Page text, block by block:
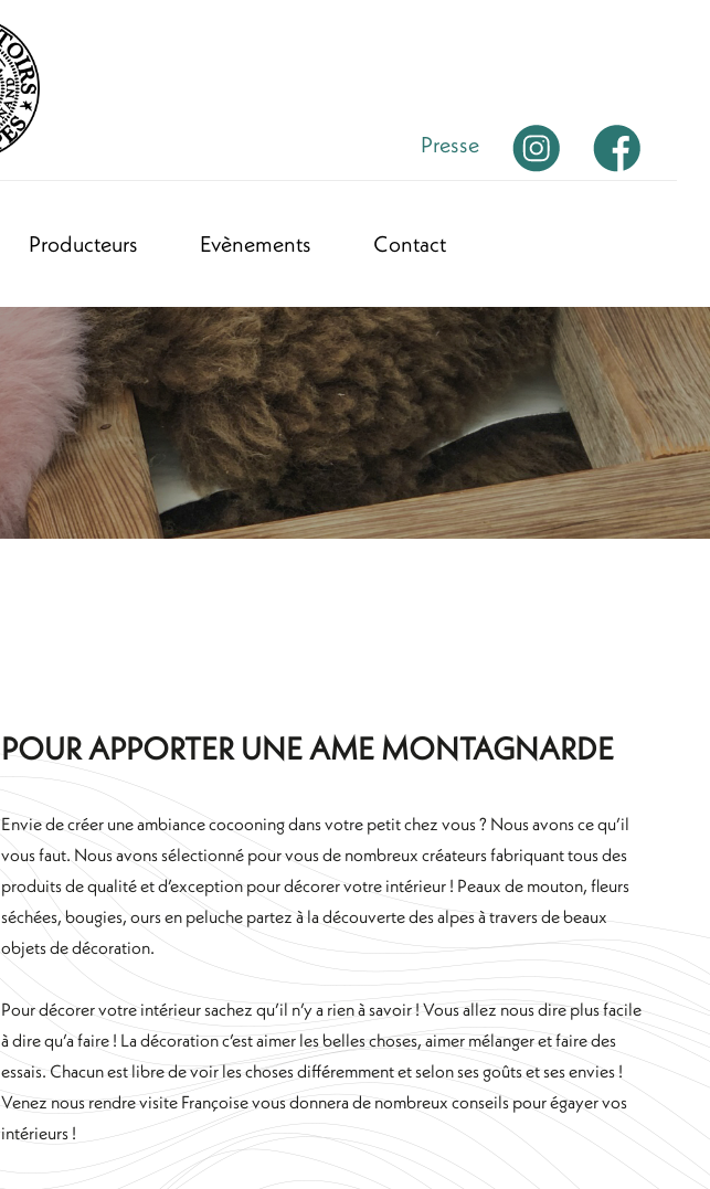
Producteurs Evènements Contact
Presse
POUR APPORTER UNE AME MONTAGNARDE
Envie de créer une ambiance cocooning dans votre petit chez vous ? Nous avons ce qu’il
vous faut. Nous avons sélectionné pour vous de nombreux créateurs fabriquant tous des
produits de qualité et d’exception pour décorer votre intérieur ! Peaux de mouton, fleurs
séchées, bougies, ours en peluche partez à la découverte des alpes à travers de beaux
objets de décoration.
Pour décorer votre intérieur sachez qu’il n’y a rien à savoir ! Vous allez nous dire plus facile
à dire qu’a faire ! La décoration c’est aimer les belles choses, aimer mélanger et faire des
essais. Chacun est libre de voir les choses différemment et selon ses goûts et ses envies !
Venez nous rendre visite Françoise vous donnera de nombreux conseils pour égayer vos
intérieurs !